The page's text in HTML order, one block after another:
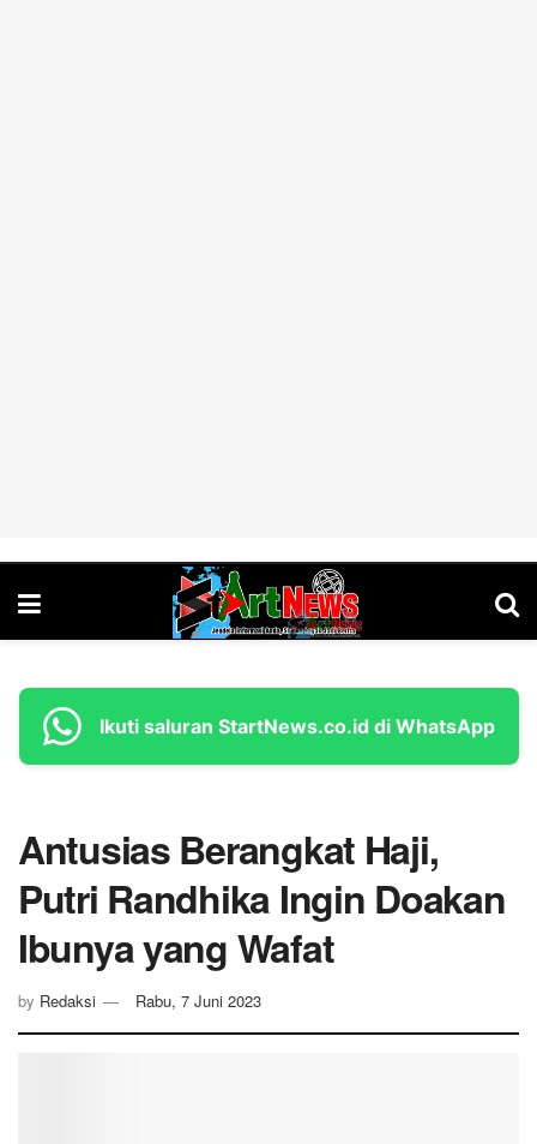
Ikuti saluran StartNews.co.id di WhatsApp
Antusias Berangkat Haji,
Putri Randhika Ingin Doakan
Ibunya yang Wafat
by Redaksi Rabu, 7 Juni 2023